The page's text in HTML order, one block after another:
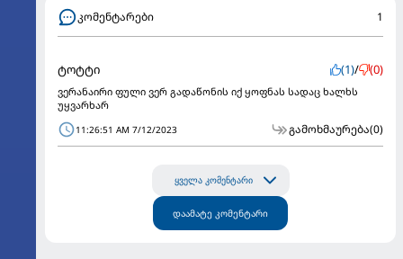
კომენტარები 1
ტოტტი (1)/ (0)
ვერანაირი ფული ვერ გადაწონის იქ ყოფნას სადაც ხალხს
უყვარხარ
11:26:51 AM 7/12/2023 გამოხმაურება(0)
ყველა კომენტარი
დაამატე კომენტარი